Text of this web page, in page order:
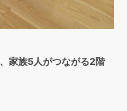
家族5人がつながる2階